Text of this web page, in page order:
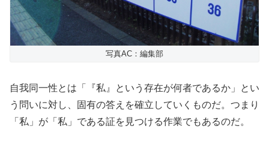
写真AC：編集部
自我同一性とは「『私』という存在が何者であるか」とい
う問いに対し、固有の答えを確立していくものだ。つまり
「私」が「私」である証を見つける作業でもあるのだ。